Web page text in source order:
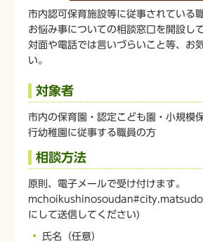
市内認可保育施設等に従事されている
お悩み事についての相談窓口を開設し
対面や電話では言いづらいこと等、お
い。
対象者
市内の保育園・認定こども園・小規模
行幼稚園に従事する職員の方
相談方法
原則、電子メールで受け付けます。
にして送信してください)
氏名（任意）